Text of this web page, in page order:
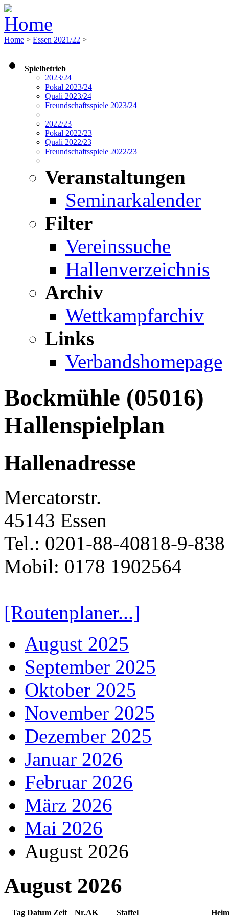
Home > Essen 2021/22 >
Spielbetrieb
2023/24
Pokal 2023/24
Quali 2023/24
Freundschaftsspiele 2023/24
2022/23
Pokal 2022/23
Quali 2022/23
Freundschaftsspiele 2022/23
Veranstaltungen
Seminarkalender
Filter
Vereinssuche
Hallenverzeichnis
Archiv
Wettkampfarchiv
Links
Verbandshomepage
Bockmühle (05016)
Hallenspielplan
Hallenadresse
Mercatorstr.
45143 Essen
Tel.: 0201-88-40818-9-838
Mobil: 0178 1902564
[Routenplaner...]
August 2025
September 2025
Oktober 2025
November 2025
Dezember 2025
Januar 2026
Februar 2026
März 2026
Mai 2026
August 2026
August 2026
Tag Datum Zeit Nr.AK Staffel